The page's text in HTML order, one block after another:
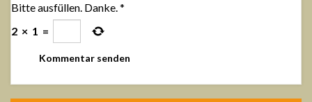
Bitte ausfüllen. Danke.*
2 × 1 =